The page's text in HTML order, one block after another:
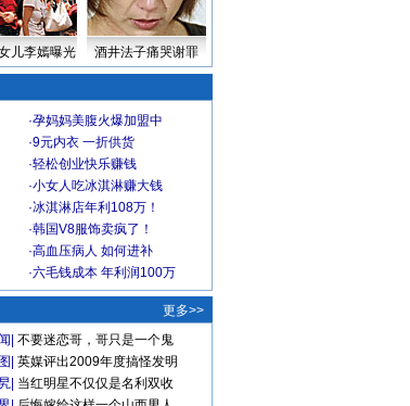
儿李嫣曝光 酒井法子痛哭谢罪
·孕妈妈美腹火爆加盟中
·9元内衣 一折供货
·轻松创业快乐赚钱
·小女人吃冰淇淋赚大钱
·冰淇淋店年利108万！
·韩国V8服饰卖疯了！
·高血压病人 如何进补
·六毛钱成本 年利润100万
更多>>
不要迷恋哥，哥只是一个鬼
英媒评出2009年度搞怪发明
当红明星不仅仅是名利双收